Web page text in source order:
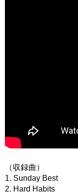
（収録曲）
1. Sunday Best
2. Hard Habits